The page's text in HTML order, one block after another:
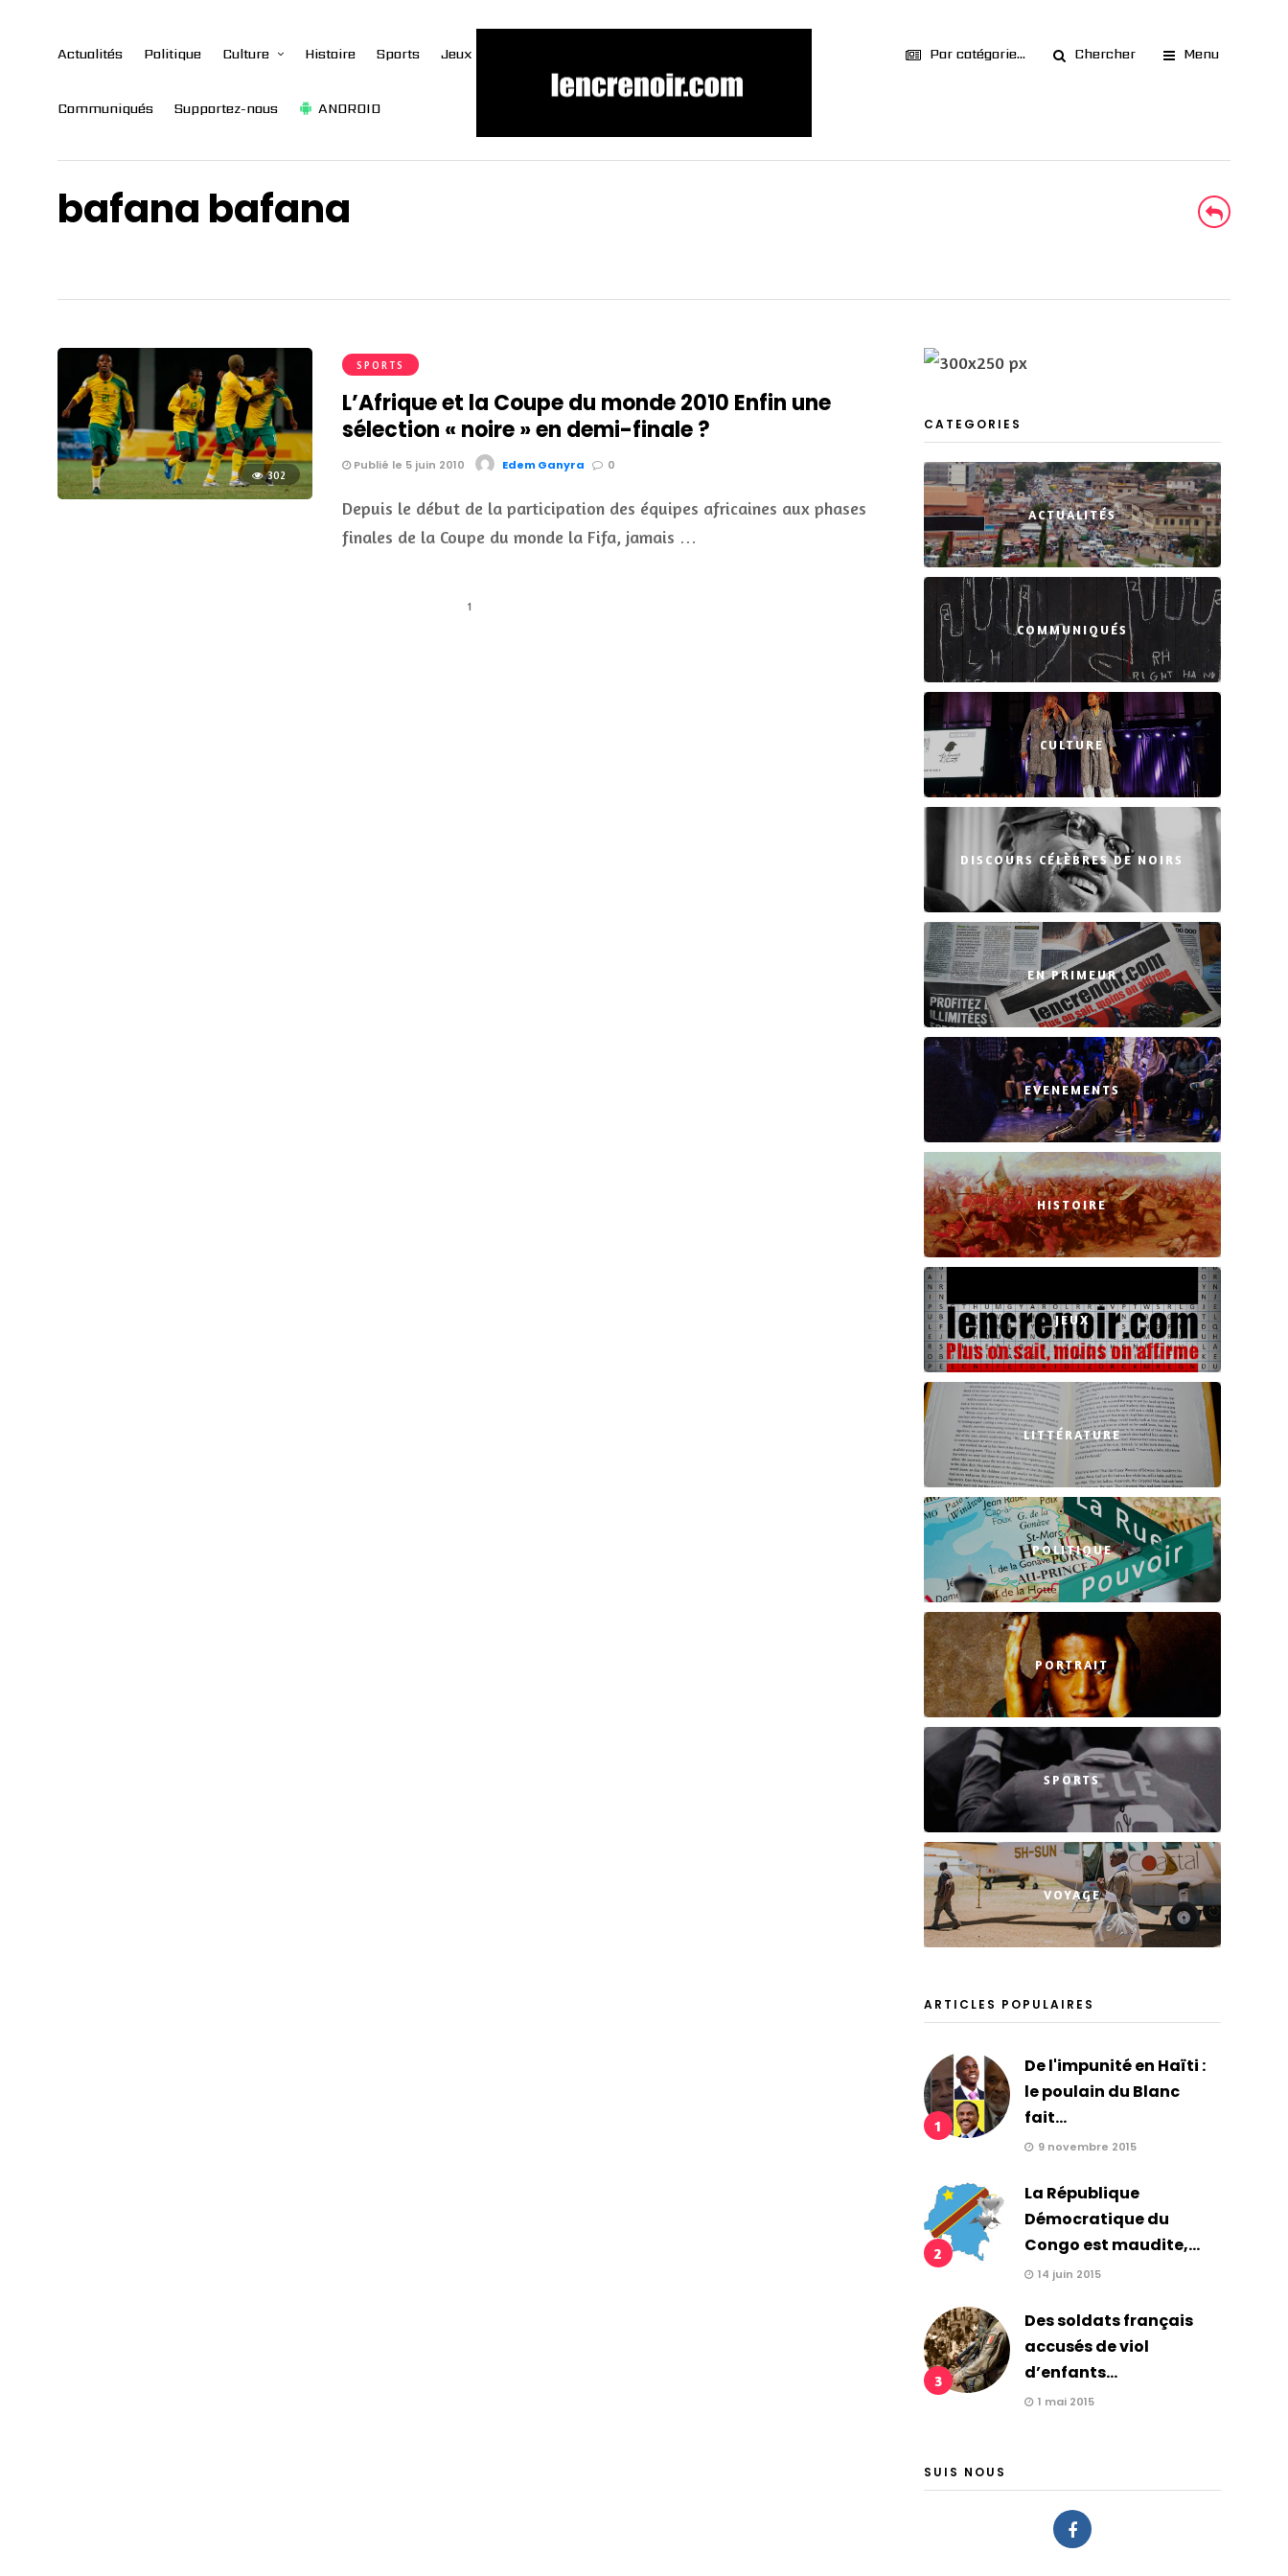
Actualités Politique Culture Histoire Sports Jeux
Communiqués Supportez-nous ANDROID
Par catégorie... Chercher Menu
bafana bafana
302
SPORTS
L’Afrique et la Coupe du monde 2010 Enfin une
sélection « noire » en demi-finale ?
Publié le 5 juin 2010 Edem Ganyra 0
Depuis le début de la participation des équipes africaines aux phases
finales de la Coupe du monde la Fifa, jamais …
1
CATEGORIES
ACTUALITÉS
COMMUNIQUÉS
CULTURE
DISCOURS CÉLÈBRES DE NOIRS
EN PRIMEUR
EVENEMENTS
HISTOIRE
JEUX
LITTÉRATURE
POLITIQUE
PORTRAIT
SPORTS
VOYAGE
ARTICLES POPULAIRES
1
De l'impunité en Haïti :
le poulain du Blanc
fait...
9 novembre 2015
2
La République
Démocratique du
Congo est maudite,...
14 juin 2015
3
Des soldats français
accusés de viol
d’enfants...
1 mai 2015
SUIS NOUS